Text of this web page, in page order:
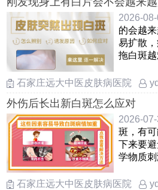
2026-
的会越
易扩散
拖白斑越
特殊
石家庄远大中医皮肤病医院
外伤后长出新白斑怎么应对
2026-07-
斑，有
下来要
学物质
……
石家庄远大中医皮肤病医院